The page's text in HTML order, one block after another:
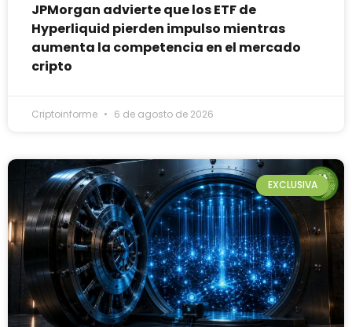
JPMorgan advierte que los ETF de
Hyperliquid pierden impulso mientras
aumenta la competencia en el mercado
cripto
Criptoinforme 6 de agosto de 2026
EXCLUSIVA